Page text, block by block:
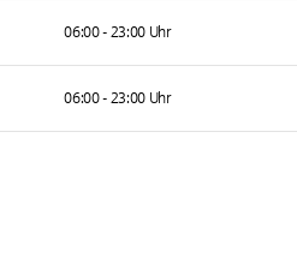
06:00 - 23:00 Uhr
06:00 - 23:00 Uhr